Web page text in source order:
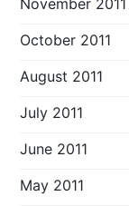
October 2011
August 2011
July 2011
June 2011
May 2011